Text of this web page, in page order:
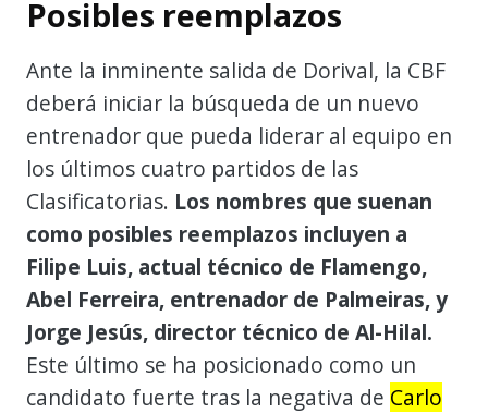
Posibles reemplazos
Ante la inminente salida de Dorival, la CBF
deberá iniciar la búsqueda de un nuevo
entrenador que pueda liderar al equipo en
los últimos cuatro partidos de las
Clasificatorias. Los nombres que suenan
como posibles reemplazos incluyen a
Filipe Luis, actual técnico de Flamengo,
Abel Ferreira, entrenador de Palmeiras, y
Jorge Jesús, director técnico de Al-Hilal.
Este último se ha posicionado como un
candidato fuerte tras la negativa de Carlo